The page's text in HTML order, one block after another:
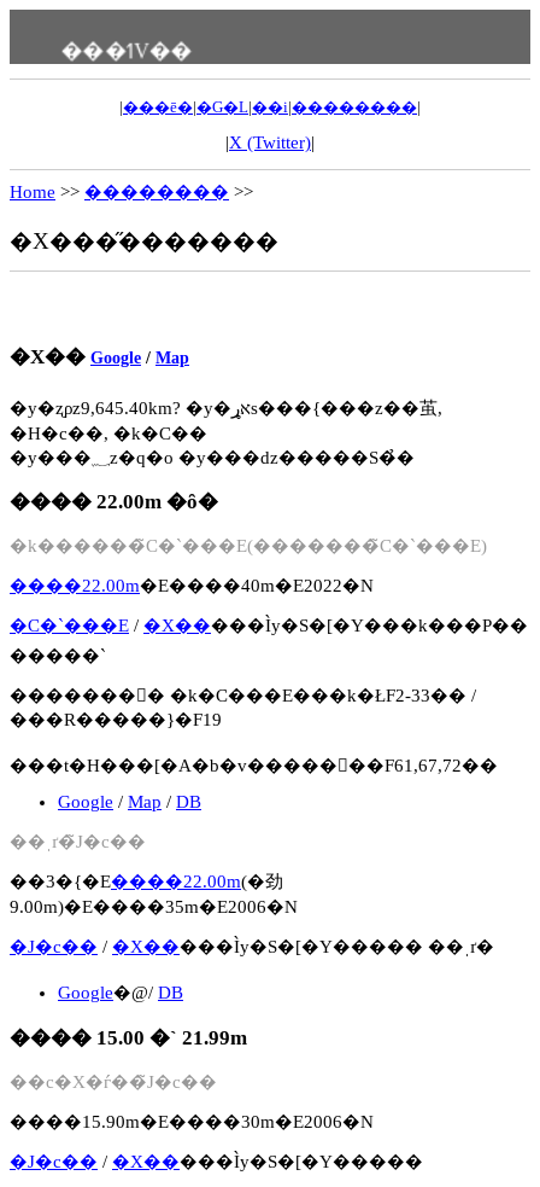
���ߗV��
|���ē�|�G�L|��i|��������|
|X (Twitter)|
Home >> �������� >>
�X���̋�������
�X�� Google / Map
�y�ʐρz9,645.40km? �y�אړs���{���z��茧,
�H�c��, �k�C��
�y���؁z�q�o �y���ԁz�����S�̉�
���� 22.00m �ȏ�
�k������̃C�`���E(�������̃C�`���E)
����22.00m�E����40m�E2022�N
�C�`���E / �X�����Ìy�S�[�Y���k���P��
�����`
�������񍐏� �k�C���E���k�ŁF2-33�� /
���R�����}�F19
���t�H���[�A�b�v�����񍐏��F61,67,72��
Google / Map / DB
��ˌґ�̃J�c��
��3�{�E����22.00m(�劲
9.00m)�E����35m�E2006�N
�J�c�� / �X�����Ìy�S�[�Y����� ��ˌґ�
Google�@/ DB
���� 15.00 �` 21.99m
��c�X�ѓ��̃J�c��
����15.90m�E����30m�E2006�N
�J�c�� / �X�����Ìy�S�[�Y�����